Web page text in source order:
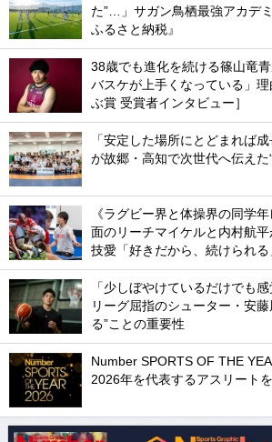
た”…」サガン鳥栖最強アカデ
ふるさと納税』
38歳でも進化を続ける篠山竜
バスケが上手くなっている」
ぶ賞 受賞者インタビュー］
「安定した場所にとどまれば
が故郷・高知で次世代へ伝えた
《ラグビー界と体操界の同学
面のリーチマイケルと内村航
技愛「好きだから、続けられる
「少しぼやけているだけでも
リーグ屈指のシューター・安藤
る”ことの重要性
Number SPORTS OF THE
2026年を代表するアスリート